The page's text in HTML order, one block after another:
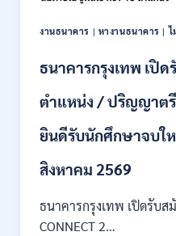
กพ.
เงิน
18,150
สมัคร
–
งานธนาคาร | หางานธนาคาร |ไ
ธนาคารกรุงเทพ เปิ
ตำแหน่ง / ปริญญาต
ยินดีรับนักศึกษาจบใ
สิงหาคม 2569
ธนาคารกรุงเทพ เปิดรับสมั
CONNECT 2…